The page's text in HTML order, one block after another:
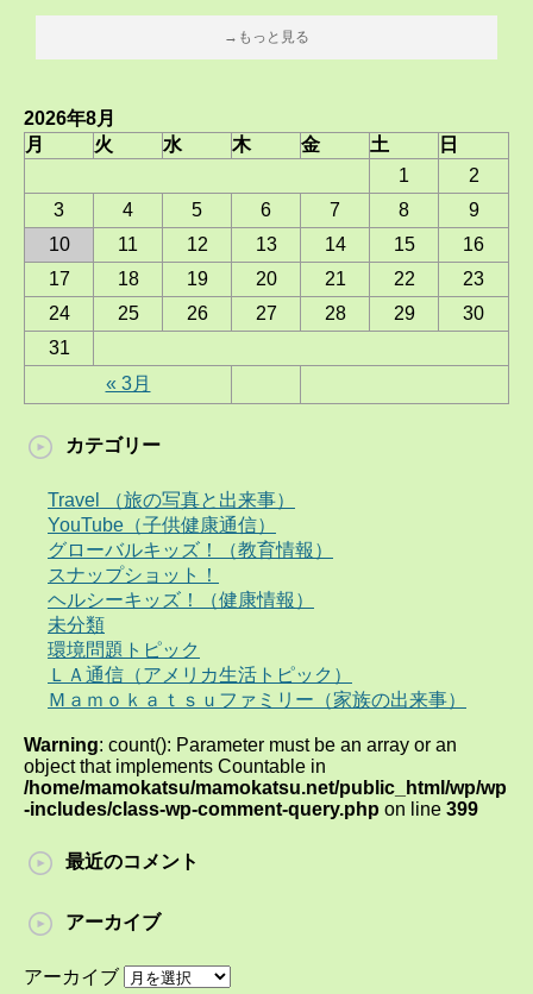
→もっと見る
2026年8月
月
火 水 木 金 土 日
« 3月
1
2
3
4 5 6 7 8
9
10
11 12 13 14 15
16
17
18 19 20 21 22
23
24
25 26 27 28 29
30
31
カテゴリー
Travel （旅の写真と出来事）
YouTube（子供健康通信）
グローバルキッズ！（教育情報）
スナップショット！
ヘルシーキッズ！（健康情報）
未分類
環境問題トピック
ＬＡ通信（アメリカ生活トピック）
Ｍａｍｏｋａｔｓｕファミリー（家族の出来事）
Warning: count(): Parameter must be an array or an
object that implements Countable in
/home/mamokatsu/mamokatsu.net/public_html/wp/wp
-includes/class-wp-comment-query.php on line 399
最近のコメント
アーカイブ
アーカイブ